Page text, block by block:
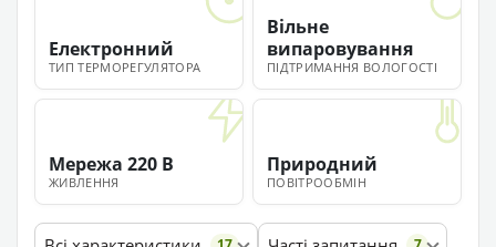
ТИП ТЕРМОРЕГУЛЯТОРА
Електронний
ПІДТРИМАННЯ ВОЛОГОСТІ
Вільне
випаровування
ЖИВЛЕННЯ
Мережа 220 В
ПОВІТРООБМІН
Природний